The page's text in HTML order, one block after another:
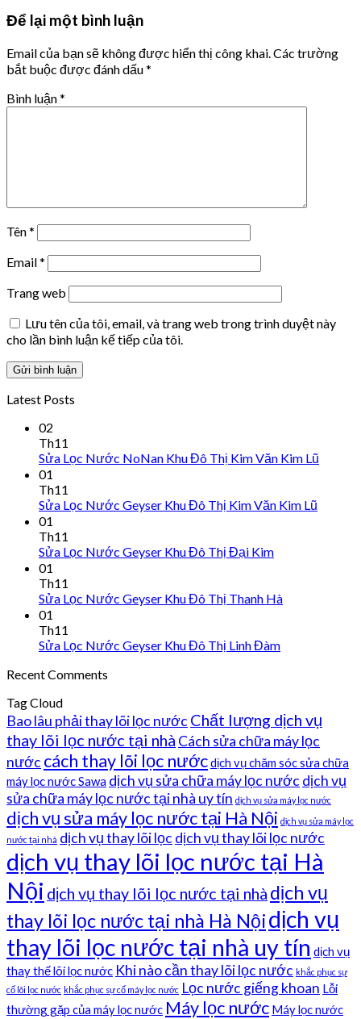
Để lại một bình luận
Email của bạn sẽ không được hiển thị công khai. Các trường
bắt buộc được đánh dấu*
Bình luận*
Tên*
Email*
Trang web
Lưu tên của tôi, email, và trang web trong trình duyệt này
cho lần bình luận kế tiếp của tôi.
Latest Posts
02
Th11
Sửa Lọc Nước NoNan Khu Đô Thị Kim Văn Kim Lũ
01
Th11
Sửa Lọc Nước Geyser Khu Đô Thị Kim Văn Kim Lũ
01
Th11
Sửa Lọc Nước Geyser Khu Đô Thị Đại Kim
01
Th11
Sửa Lọc Nước Geyser Khu Đô Thị Thanh Hà
01
Th11
Sửa Lọc Nước Geyser Khu Đô Thị Linh Đàm
Recent Comments
Tag Cloud
Bao lâu phải thay lõi lọc nước Chất lượng dịch vụ
thay lõi lọc nước tại nhà Cách sửa chữa máy lọc
nước cách thay lõi lọc nướcdịch vụ chăm sóc sửa chữa
máy lọc nước Sawa dịch vụ sửa chữa máy lọc nước dịch vụ
sửa chữa máy lọc nước tại nhà uy tín dịch vụ sửa máy lọc nước
dịch vụ sửa máy lọc nước tại Hà Nội dịch vụ sửa máy lọc
nước tại nhà dịch vụ thay lõi lọc dịch vụ thay lõi lọc nước
dịch vụ thay lõi lọc nước tại Hà
Nội dịch vụ thay lõi lọc nước tại nhà dịch vụ
thay lõi lọc nước tại nhà Hà Nộidịch vụ
thay lõi lọc nước tại nhà uy tín dịch vụ
thay thế lõi lọc nước Khi nào cần thay lõi lọc nước khắc phục sự
cố lõi lọc nước khắc phục sự cố máy lọc nước Lọc nước giếng khoan Lỗi
thường gặp của máy lọc nước Máy lọc nước Máy lọc nước